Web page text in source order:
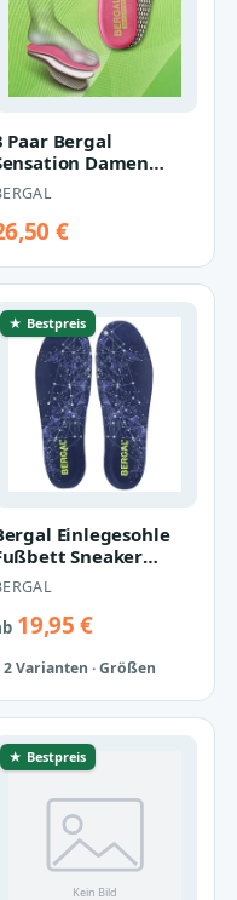
Paar Bergal
Damen
Sohle
Schaum Gr. 36-
€
★ Bestpreis
Einlegesohle
Sneaker
3 Gr. 36-47
19,95 €
2 Varianten · Größen
★ Bestpreis